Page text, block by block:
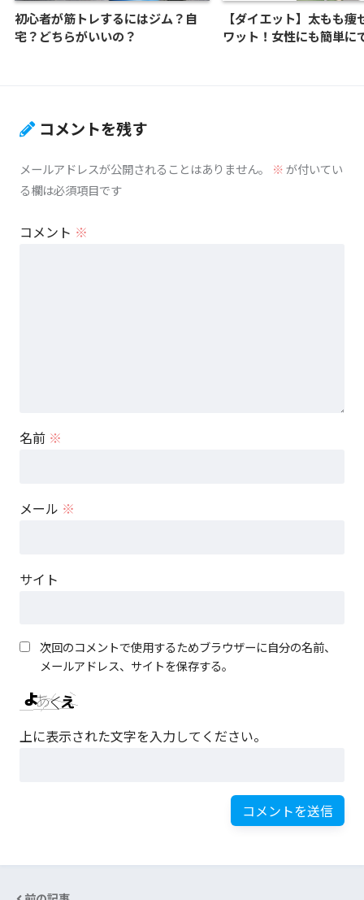
初心者が筋トレするにはジム？自
宅？どちらがいいの？
【ダイエット】太もも痩
ワット！女性にも簡単に
コメントを残す
メールアドレスが公開されることはありません。 ※が付いてい
る欄は必須項目です
コメント ※
名前 ※
メール ※
サイト
次回のコメントで使用するためブラウザーに自分の名前、
メールアドレス、サイトを保存する。
上に表示された文字を入力してください。